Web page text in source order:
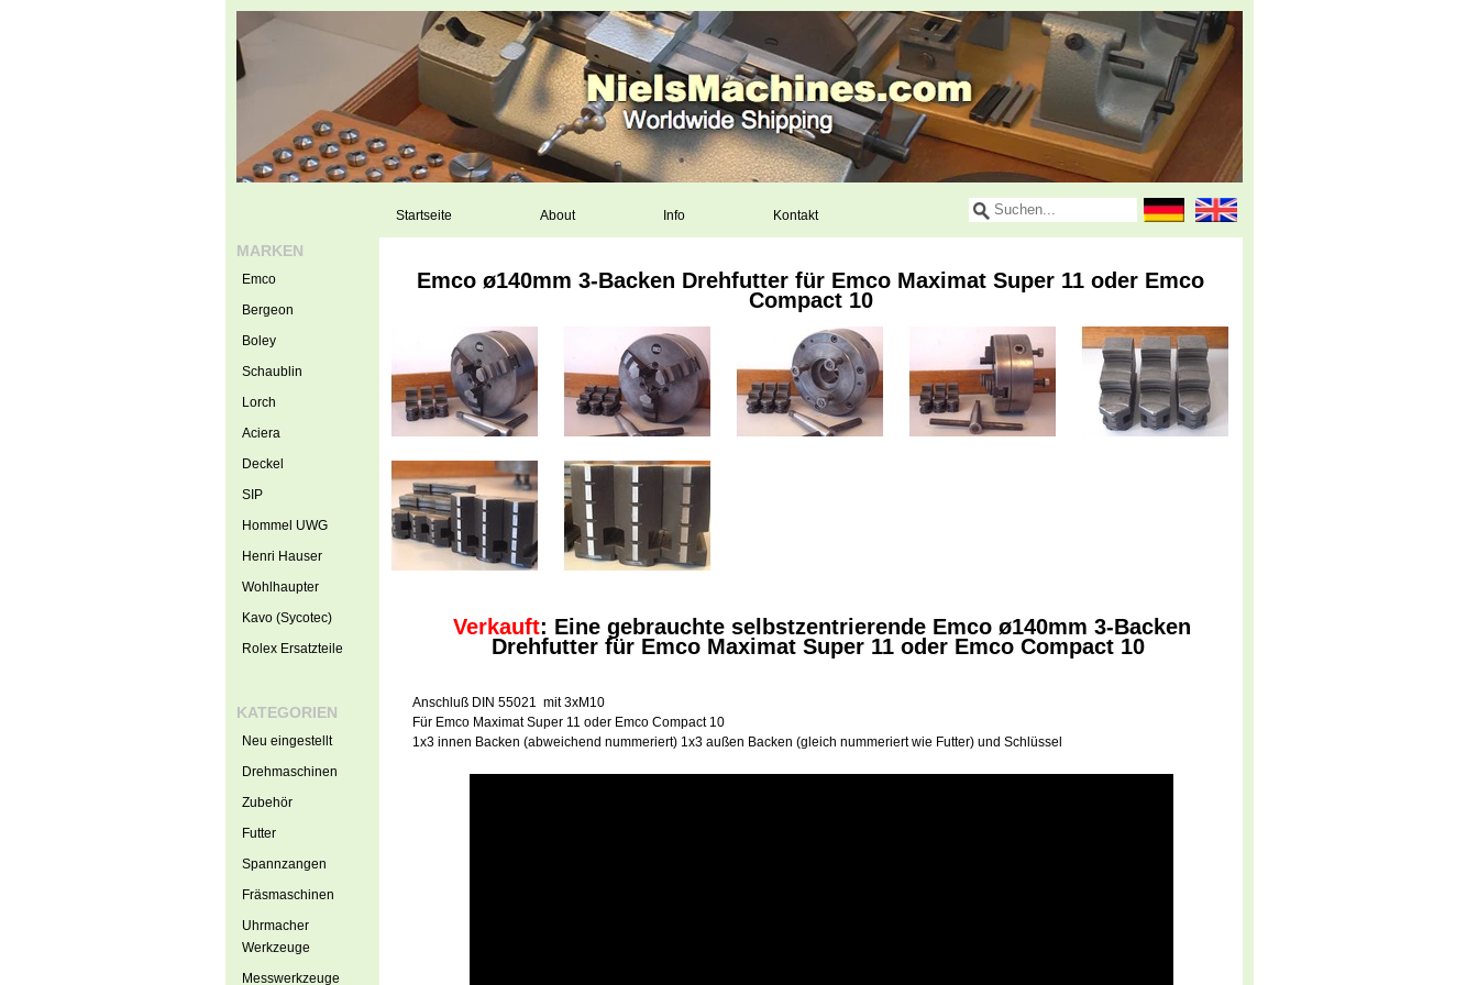
Startseite About Info Kontakt
Emco ø140mm 3-Backen Drehfutter für Emco Maximat Super 11 oder Emco
Compact 10
Verkauft: Eine gebrauchte selbstzentrierende Emco ø140mm 3-Backen
Drehfutter für Emco Maximat Super 11 oder Emco Compact 10
Anschluß DIN 55021 mit 3xM10
Für Emco Maximat Super 11 oder Emco Compact 10
1x3 innen Backen (abweichend nummeriert) 1x3 außen Backen (gleich nummeriert wie Futter) und Schlüssel
MARKEN
Emco
Bergeon
Boley
Schaublin
Lorch
Aciera
Deckel
SIP
Hommel UWG
Henri Hauser
Wohlhaupter
Kavo (Sycotec)
Rolex Ersatzteile
KATEGORIEN
Neu eingestellt
Drehmaschinen
Zubehör
Futter
Spannzangen
Fräsmaschinen
Uhrmacher
Werkzeuge
Messwerkzeuge